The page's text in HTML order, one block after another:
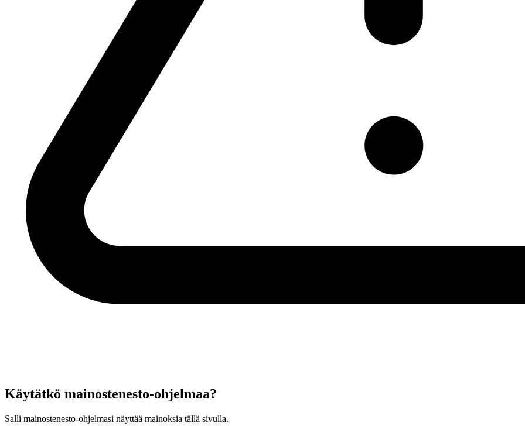
Käytätkö mainostenesto-ohjelmaa?
Salli mainostenesto-ohjelmasi näyttää mainoksia tällä sivulla.